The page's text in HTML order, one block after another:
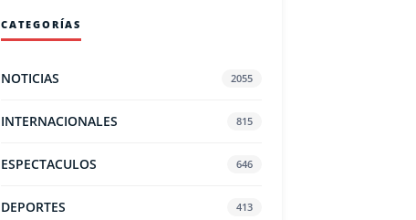
CATEGORÍAS
NOTICIAS 2055
INTERNACIONALES 815
ESPECTACULOS 646
DEPORTES 413